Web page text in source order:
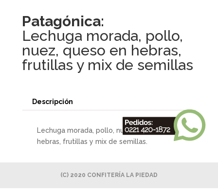
Patagónica:
Lechuga morada, pollo,
nuez, queso en hebras,
frutillas y mix de semillas
Descripción
Lechuga morada, pollo, nuez, queso en
hebras, frutillas y mix de semillas.
(C) 2020 CONFITERÍA LA PIEDAD